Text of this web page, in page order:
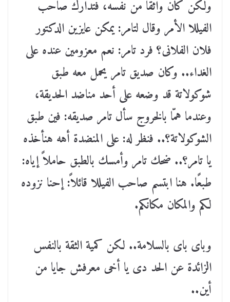
ولكن كان واثقًا من نفسه، فتدارك صاحب
الفيللا الأمر وقال لتامر: يمكن عايزين الدكتور
فلان الفلانى؟ فرد تامر: نعم معزومين عنده على
الغداء.. وكان صديق تامر يحمل معه طبق
شوكولاتة قد وضعه على أحد مناضد الحديقة،
وعندما همّا بالخروج سأل تامر صديقه: فين طبق
الشوكولاتة؟.. فنظر له: على المنضدة أهه هنأخذه
يا تامر؟.. ضحك تامر وأمسك بالطبق حاملاً إياه:
طبعًا. هنا ابتسم صاحب الفيللا قائلاً: إحنا نزوده
لكم والمكان مكانكم.
وباى باى بالسلامة.. لكن كمية الثقة بالنفس
الزائدة عن الحد دى يا أخى معرفش جايا من
أين..